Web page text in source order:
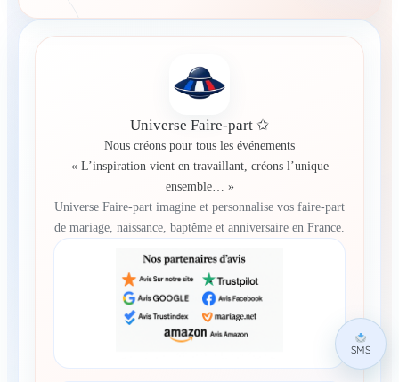
Universe Faire-part ✩
Nous créons pour tous les événements
« L’inspiration vient en travaillant, créons l’unique
ensemble… »
Universe Faire-part imagine et personnalise vos faire-part
de mariage, naissance, baptême et anniversaire en France.
SMS